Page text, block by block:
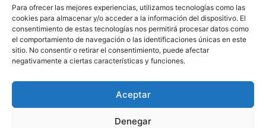
Para ofrecer las mejores experiencias, utilizamos tecnologías como las
cookies para almacenar y/o acceder a la información del dispositivo. El
consentimiento de estas tecnologías nos permitirá procesar datos como
el comportamiento de navegación o las identificaciones únicas en este
sitio. No consentir o retirar el consentimiento, puede afectar
negativamente a ciertas características y funciones.
Aceptar
Denegar
Contacto
986 243 432
608 867 074
recambiosdespiecetotal@gmail.com
Mi cuenta
Mi Cuenta